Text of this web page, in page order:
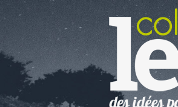
indépendance